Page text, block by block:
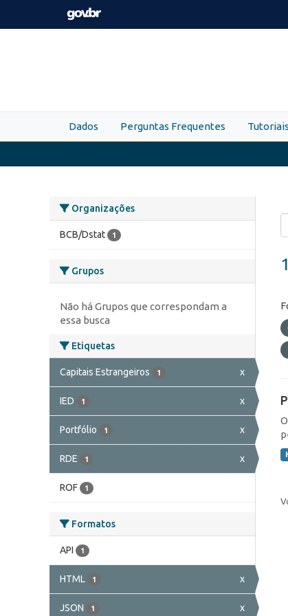
Skip to main content
Dados Perguntas Frequentes Tutoriais
Organizações
BCB/Dstat 1
Grupos
Não há Grupos que correspondam a
essa busca
Etiquetas
Capitais Estrangeiros 1 x
IED 1 x
Portfólio 1 x
RDE 1 x
ROF 1
Formatos
API 1
HTML 1 x
JSON 1 x